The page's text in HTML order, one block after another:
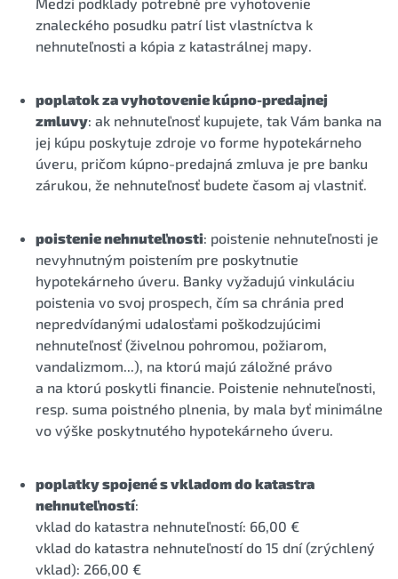
znaleckého posudku patrí list vlastníctva k
nehnuteľnosti a kópia z katastrálnej mapy.
poplatok za vyhotovenie kúpno-predajnej
zmluvy: ak nehnuteľnosť kupujete, tak Vám banka na
jej kúpu poskytuje zdroje vo forme hypotekárneho
úveru, pričom kúpno-predajná zmluva je pre banku
zárukou, že nehnuteľnosť budete časom aj vlastniť.
poistenie nehnuteľnosti: poistenie nehnuteľnosti je
nevyhnutným poistením pre poskytnutie
hypotekárneho úveru. Banky vyžadujú vinkuláciu
poistenia vo svoj prospech, čím sa chránia pred
nepredvídanými udalosťami poškodzujúcimi
nehnuteľnosť (živelnou pohromou, požiarom,
vandalizmom...), na ktorú majú záložné právo
a na ktorú poskytli financie. Poistenie nehnuteľnosti,
resp. suma poistného plnenia, by mala byť minimálne
vo výške poskytnutého hypotekárneho úveru.
poplatky spojené s vkladom do katastra
nehnuteľností:
vklad do katastra nehnuteľností: 66,00 €
vklad do katastra nehnuteľností do 15 dní (zrýchlený
vklad): 266,00 €